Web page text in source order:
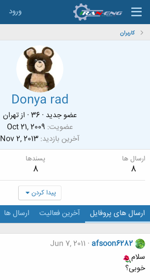
ورود
کاربران
Donya rad
عضو جدید ·
· ازتهران
عضویت Oct 21, 2009
آخرین بازدید Nov 2, 2013
ارسال ها
8
پسندها
8
پیدا کردن
ارسال های پروفایل آخرین فعالیت ارسال ها
afsoon6282
Jun 7, 2011
سلام
خوبی؟